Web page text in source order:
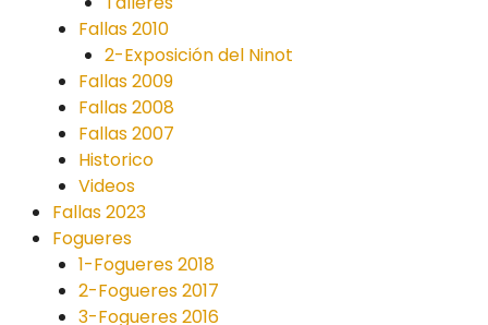
Fallas 2010
2-Exposición del Ninot
Fallas 2009
Fallas 2008
Fallas 2007
Historico
Videos
Fallas 2023
Fogueres
1-Fogueres 2018
2-Fogueres 2017
3-Fogueres 2016